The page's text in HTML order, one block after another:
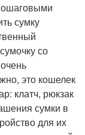
сумку
со
это кошелек
клатч, рюкзак
сумки в
для их